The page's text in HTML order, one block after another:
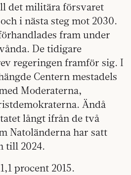
det militära försvaret
i nästa steg mot 2030.
fram under
De tidigare
regeringen framför sig. I
Centern mestadels
Moderaterna,
Ändå
långt ifrån de två
Natoländerna har satt
till 2024.
procent 2015.